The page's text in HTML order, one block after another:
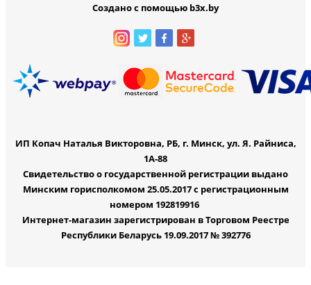
Создано с помощью b3x.by
ИП Копач Наталья Викторовна, РБ, г. Минск, ул. Я. Райниса,
1А-88
Свидетельство о государственной регистрации выдано
Минским горисполкомом 25.05.2017 с регистрационным
номером 192819916
Интернет-магазин зарегистрирован в Торговом Реестре
Республики Беларусь 19.09.2017 № 392776